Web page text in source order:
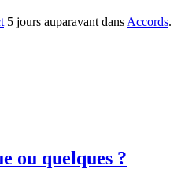
5 jours auparavant dansAccords.
ou quelques ?